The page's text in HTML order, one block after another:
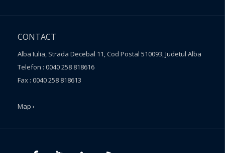
CONTACT
Alba Iulia, Strada Decebal 11, Cod Postal 510093, Judetul Alba
Telefon : 0040 258 818616
Fax : 0040 258 818613
Map ›